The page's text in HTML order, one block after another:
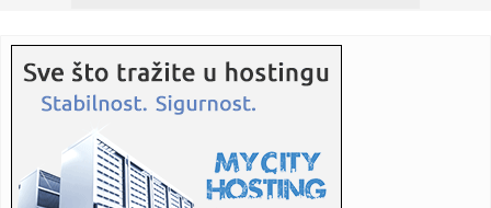
23:15:Bjegunac iz Doboja postao ruski vojnik: Istraživanje otkriva
det...
23:15:Preokret Sarajeva u Mostaru, remi na "Grbavici"